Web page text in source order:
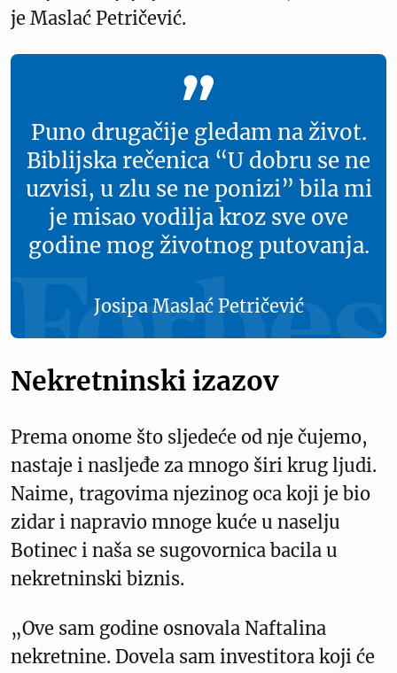
je Maslać Petričević.
Puno drugačije gledam na život.
Biblijska rečenica “U dobru se ne
uzvisi, u zlu se ne ponizi” bila mi
je misao vodilja kroz sve ove
godine mog životnog putovanja.
Josipa Maslać Petričević
Nekretninski izazov
Prema onome što sljedeće od nje čujemo,
nastaje i nasljeđe za mnogo širi krug ljudi.
Naime, tragovima njezinog oca koji je bio
zidar i napravio mnoge kuće u naselju
Botinec i naša se sugovornica bacila u
nekretninski biznis.
„Ove sam godine osnovala Naftalina
nekretnine. Dovela sam investitora koji će